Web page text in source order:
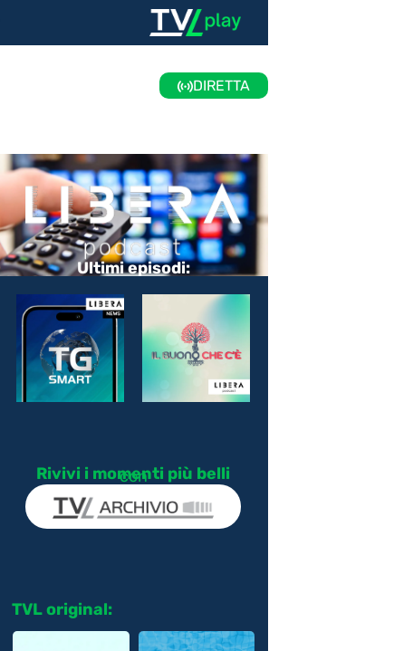
DIRETTA
Ultimi episodi:
Rivivi i momenti più belli
con
TVL original: